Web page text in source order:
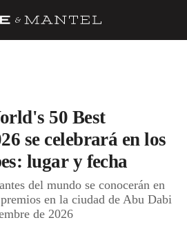
50 Best
se celebrará en los
lugar y fecha
del mundo se conocerán en
en la ciudad de Abu Dabi
de 2026